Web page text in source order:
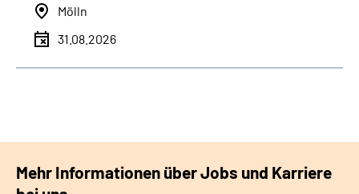
Mölln
31.08.2026
Mehr Informationen über Jobs und Karriere